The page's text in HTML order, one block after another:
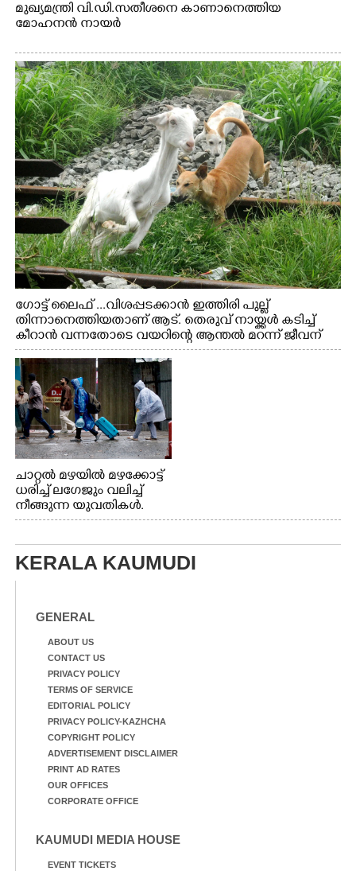
മുഖ്യമന്ത്രി വി.ഡി.സതീശനെ കാണാനെത്തിയ
മോഹനൻ നായർ
ഗോട്ട് ലൈഫ് ...വിശപ്പടക്കാൻ ഇത്തിരി പുല്ല്
തിന്നാനെത്തിയതാണ് ആട്. തെരുവ് നായ്ക്കൾ കടിച്ച്
കീറാൻ വന്നതോടെ വയറിന്റെ ആന്തൽ മറന്ന് ജീവന്
വേണ്ടിയായി ഓട്ടം. എറണാകുളം വാത്തുരുത്തിയിൽ
നിന്നുള്ള കാഴ്ച
ചാറ്റൽ മഴയിൽ മഴക്കോട്ട്
ധരിച്ച് ലഗേജും വലിച്ച്
നീങ്ങുന്ന യുവതികൾ.
എറണാകുളം മേനകയിൽ
KERALA KAUMUDI
GENERAL
ABOUT US
CONTACT US
PRIVACY POLICY
TERMS OF SERVICE
EDITORIAL POLICY
PRIVACY POLICY-KAZHCHA
COPYRIGHT POLICY
ADVERTISEMENT DISCLAIMER
PRINT AD RATES
OUR OFFICES
CORPORATE OFFICE
KAUMUDI MEDIA HOUSE
EVENT TICKETS